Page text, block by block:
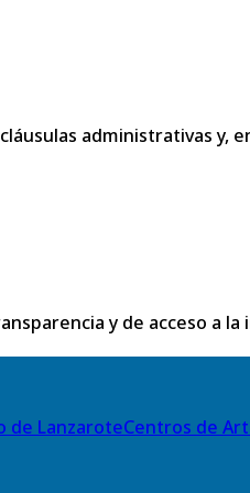
administrativas
y de acceso a
Centros de